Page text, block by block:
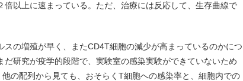
以上に速まっている。ただ、治療には反応して、生存曲線で
の増殖が早く、またCD4T細胞の減少が高まっているのかにつ
だ研究が疫学的段階で、実験室の感染実験ができていないため
の配列から見ても、おそらくT細胞への感染率と、細胞内での